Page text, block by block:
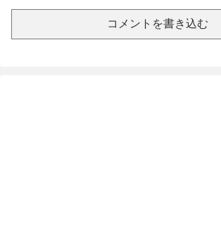
コメントを書き込む